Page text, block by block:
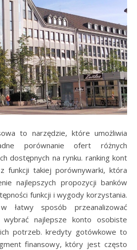
to narzędzie, które umożliwia
porównanie ofert różnych
dostępnych na rynku. ranking kont
funkcji takiej porównywarki, która
najlepszych propozycji banków
funkcji i wygody korzystania.
łatwy sposób przeanalizować
najlepsze konto osobiste
potrzeb. kredyty gotówkowe to
finansowy, który jest często